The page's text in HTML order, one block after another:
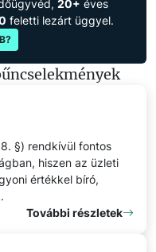
20+ éves
feletti lezárt üggyel.
§) rendkívül fontos
hiszen az üzleti
értékkel bíró,
További részletek